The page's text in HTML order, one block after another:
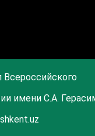
имени С.А.